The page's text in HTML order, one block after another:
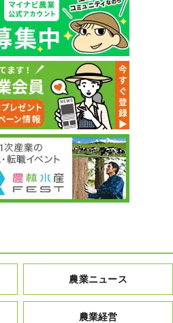
農業ニュース
農業経営